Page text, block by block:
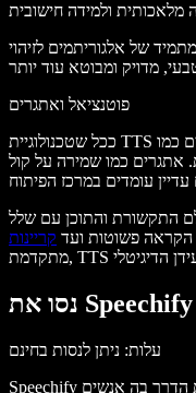
מלאכותית ולמידה חישובית
של אלגוריתמים לזיהוי
פוטנציאל ואתגרים
ככל שטכנולוגיית TTS מתקדמת, הפוטנציאל שלה גדל בתחומים כמו
אתגרים כמו שמירה על קול
התקשורת והתוכן עם שלל
הקראה פשוטות ועד קריינות
עלות: ניתן לנסות בחינם
Speechify הדרך בה אנשים